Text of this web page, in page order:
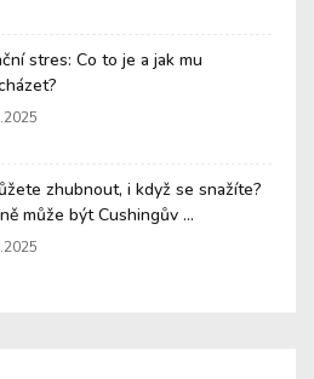
stres: Co to je a jak mu
zhubnout, i když se snažíte?
může být Cushingův ...